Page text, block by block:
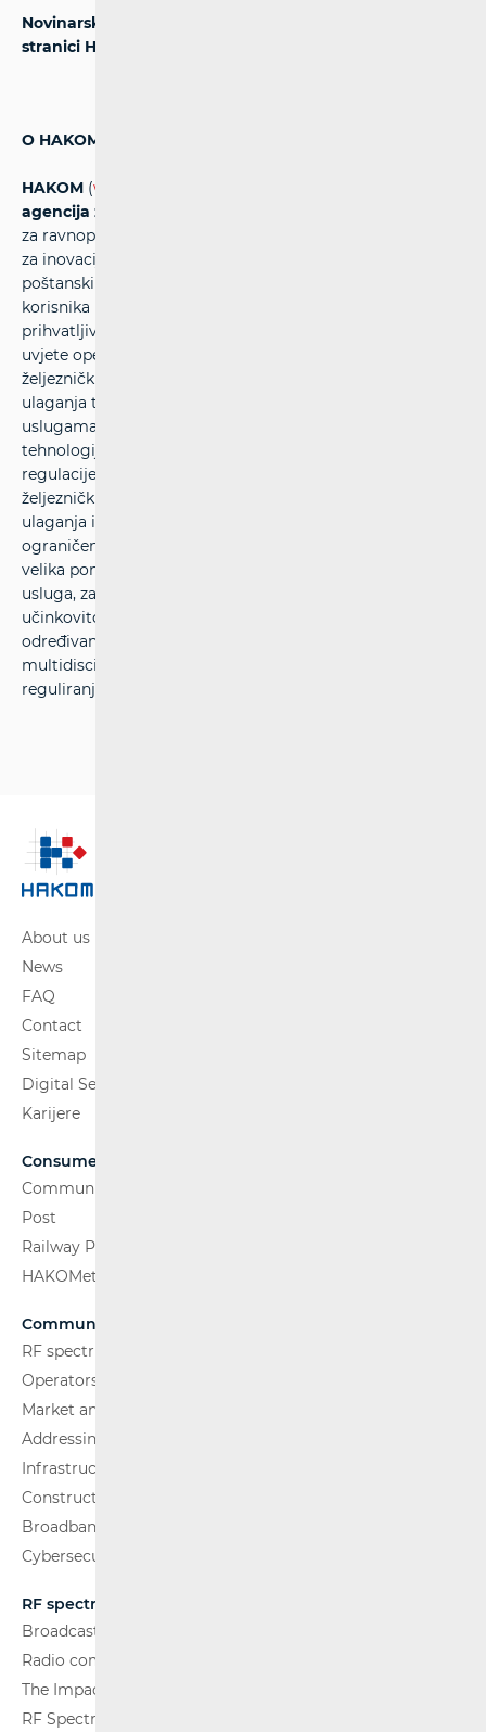
Novinarski upiti postavljaju se na službenoj web
stranici HAKOM-a na adresi:
O HAKOM-u:
HAKOM (www.hakom.hr
agencija za mrežne djelatnosti
za ravnopravno tržišno natjecanje, stabilan rast i prostor
za inovacije na tržištima elektroničkih komunikacija te
poštanskih i željezničkih usluga. HAKOM štiti interese
korisnika i osigurava mogućnost izbora usluga po
prihvatljivim cijenama, određuje održive konkurentne
uvjete operatorima, davateljima poštanskih usluga i
željezničkim prijevoznicima uz pravedne uvjete za povrat
ulaganja te pruža podršku ekonomskom rastu, javnim
uslugama i kakvoći života u RH primjenom suvremenih
tehnologija. Strateški ciljevi HAKOM-a su unaprjeđenje
regulacije tržišta elektroničkih komunikacija te
željezničkih i poštanskih usluga, podržavanje rasta
ulaganja i inovacija u tržišta, učinkovita uporaba
ograničenih resursa, ubrzani rast širokopojasnih usluga,
velika ponude komunikacijskih, željezničkih i poštanskih
usluga, zaštita i informiranje korisnika, izgradnja
učinkovitog i sveobuhvatnog informacijskog sustava,
određivanje i ugradnja učinkovitih procesa te stjecanje
multidisciplinarnih stručnosti i znanja u području
reguliranja tržišta.
About us
News
FAQ
Contact
Sitemap
Digital Services Act
Karijere
Consumers
Communications Network
Post
Railway Passenger Transport
HAKOMetar
Communications Network
RF spectrum
Operators and Services
Market analysis
Addressing and numbering space
Infrastructure
Construction Conditions
Broadband Competence Office (BCO)
Cybersecurity
RF spectrum
Broadcasting (TV and FM)
Radio communications and Broadcasting
The Impact of Electromagnetic Fields (EMF)
RF Spectrum Monitoring